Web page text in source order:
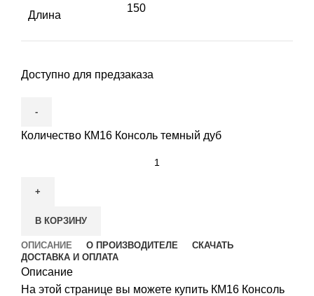
Длина
150
Доступно для предзаказа
Количество КМ16 Консоль темный дуб
В КОРЗИНУ
ОПИСАНИЕ О ПРОИЗВОДИТЕЛЕ
СКАЧАТЬ
ДОСТАВКА И ОПЛАТА
Описание
На этой странице вы можете купить КМ16 Консоль